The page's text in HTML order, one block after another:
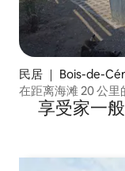
民居 ｜ Bois-de-
在距离海滩 20 公里
享受家一